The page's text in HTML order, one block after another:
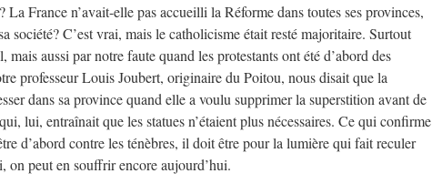
La France n’avait-elle pas accueilli la Réforme dans toutes ses provinces,
société? C’est vrai, mais le catholicisme était resté majoritaire. Surtout
mais aussi par notre faute quand les protestants ont été d’abord des
professeur Louis Joubert, originaire du Poitou, nous disait que la
dans sa province quand elle a voulu supprimer la superstition avant de
lui, entraînait que les statues n’étaient plus nécessaires. Ce qui confirme
d’abord contre les ténèbres, il doit être pour la lumière qui fait reculer
on peut en souffrir encore aujourd’hui.